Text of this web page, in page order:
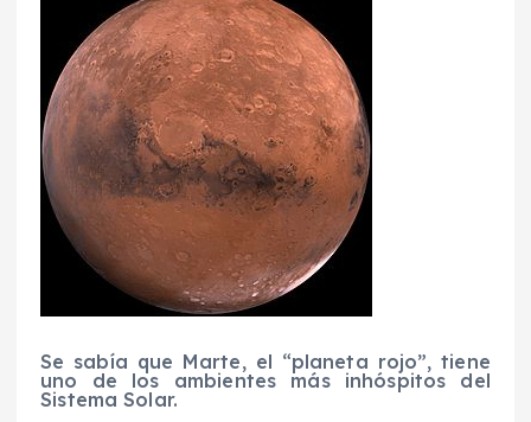
Se sabía que Marte, el “planeta rojo”, tiene
uno de los ambientes más inhóspitos del
Sistema Solar.